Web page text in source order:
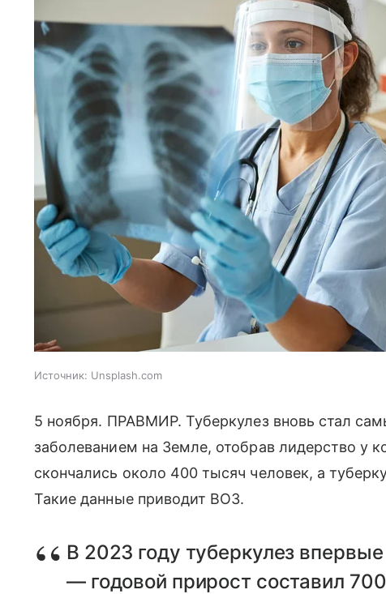
Источник: Unsplash.com
5 ноября. ПРАВМИР. Туберкулез вновь стал
заболеванием на Земле, отобрав лидерство у
скончались около 400 тысяч человек, а
Такие данные приводит ВОЗ.
В 2023 году туберкулез
— годовой прирост составил